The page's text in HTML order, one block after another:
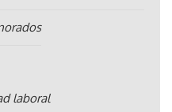
laboral